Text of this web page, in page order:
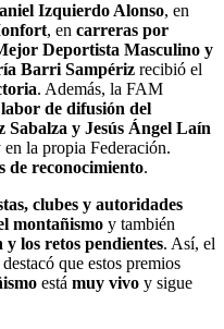
Izquierdo Alonso, en
, en carreras por
Deportista Masculino y
Barri Sampériz recibió el
. Además, la FAM
labor de difusión del
Sabalza y Jesús Ángel Laín
la propia Federación.
de reconocimiento.
clubes y autoridades
montañismo y también
los retos pendientes. Así, el
que estos premios
está muy vivo y sigue